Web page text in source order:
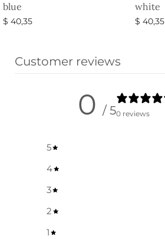
blue
$ 40,35
white
$ 40,35
Customer reviews
0 / 50 reviews
5
4
3
2
1